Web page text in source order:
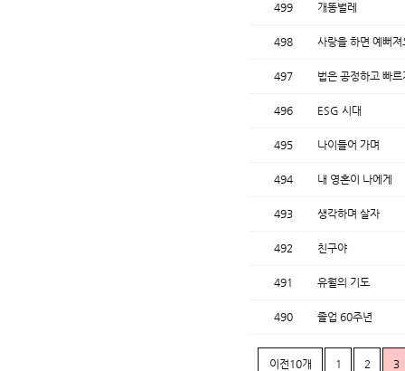
499 개똥벌레
498 사랑을 하면 예뻐져
497 법은 공정하고 빠르
496 ESG 시대
495 나이들어 가며
494 내 영혼이 나에게
493 생각하며 살자
492 친구야
491 유월의 기도
490 졸업 60주년
이전10개 1 2 3